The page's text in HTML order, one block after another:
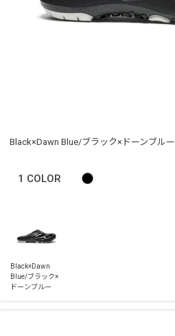
Black×Dawn Blue/ブラック×ドーンブルー
1 COLOR